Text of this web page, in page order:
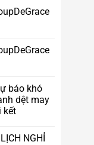
báo khó
dệt may
kết
NGHỈ